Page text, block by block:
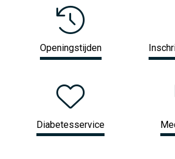
Openingstijden
Diabetesservice